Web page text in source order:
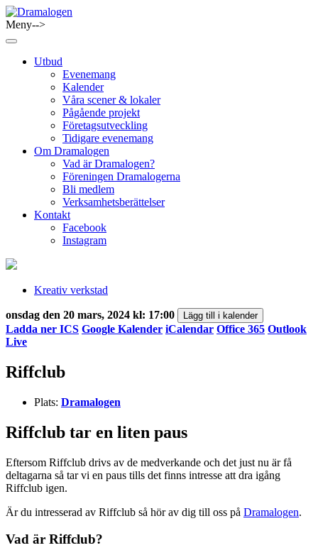
Skip
to
content
Meny-->
Utbud
Evenemang
Kalender
Våra scener & lokaler
Pågående projekt
Företagsutveckling
Tidigare evenemang
Om Dramalogen
Vad är Dramalogen?
Föreningen Dramalogerna
Bli medlem
Verksamhetsberättelser
Kontakt
Facebook
Instagram
Kreativ verkstad
onsdag den 20 mars, 2024 kl: 17:00 Lägg till i kalender
Ladda ner ICS Google Kalender iCalendar Office 365 Outlook
Live
Riffclub
Plats: Dramalogen
Riffclub tar en liten paus
Eftersom Riffclub drivs av de medverkande och det just nu är få
deltagarna så tar vi en paus tills det finns intresse att dra igång
Riffclub igen.
Är du intresserad av Riffclub så hör av dig till oss på Dramalogen.
Vad är Riffclub?